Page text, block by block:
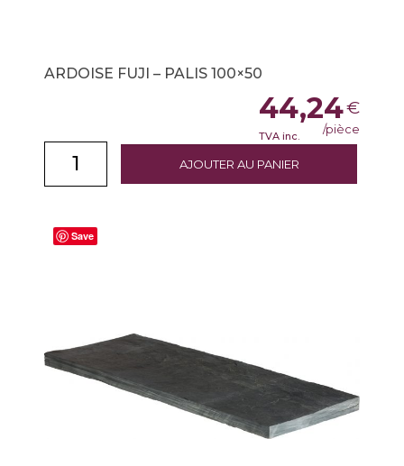
ARDOISE FUJI – PALIS 100×50
AJOUTER AU PANIER
44,24€
TVA inc. /pièce
Save